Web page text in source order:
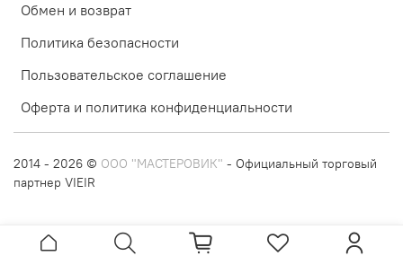
Обмен и возврат
Политика безопасности
Пользовательское соглашение
Оферта и политика конфиденциальности
2014 - 2026 © ООО "МАСТЕРОВИК" - Официальный торговый
партнер VIEIR